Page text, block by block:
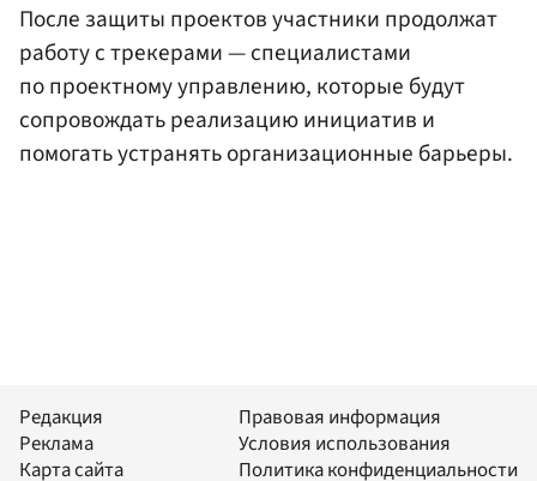
После защиты проектов участники продолжат
работу с трекерами — специалистами
по проектному управлению, которые будут
сопровождать реализацию инициатив и
помогать устранять организационные барьеры.
Редакция
Реклама
Карта сайта
Правовая информация
Условия использования
Политика конфиденциальности